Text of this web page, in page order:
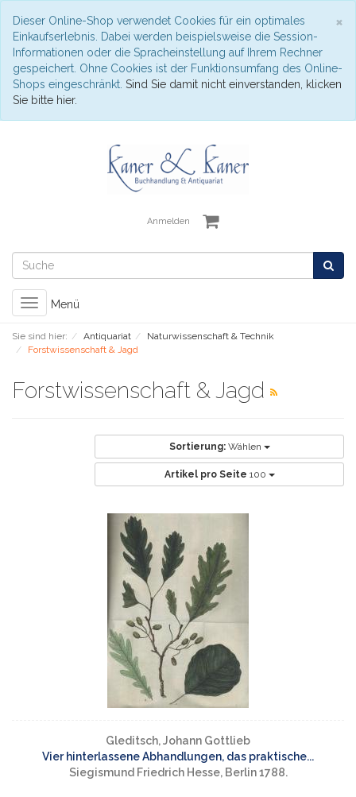
×
Dieser Online-Shop verwendet Cookies für ein optimales
Einkaufserlebnis. Dabei werden beispielsweise die Session-
Informationen oder die Spracheinstellung auf Ihrem Rechner
gespeichert. Ohne Cookies ist der Funktionsumfang des Online-
Shops eingeschränkt. Sind Sie damit nicht einverstanden, klicken
Sie bitte hier.
Anmelden
Toggle
navigation
Menü
Sie sind hier: Antiquariat
Naturwissenschaft & Technik
Forstwissenschaft & Jagd
Forstwissenschaft & Jagd
Sortierung: Wählen
Artikel pro Seite 100
Gleditsch, Johann Gottlieb
Vier hinterlassene Abhandlungen, das praktische...
Siegismund Friedrich Hesse, Berlin 1788.